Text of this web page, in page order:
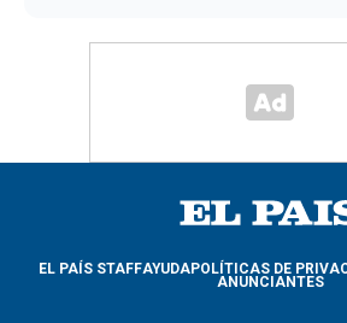
EL PAÍS STAFFAYUDAPOLÍTICAS DE
ANUNCIANTES